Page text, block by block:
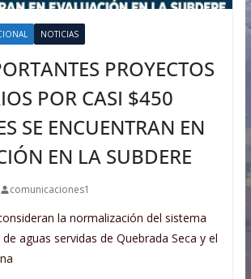
NOTICIAS
PROYECTOS
POR CASI $450
SE ENCUENTRAN EN
EN LA SUBDERE
comunicaciones1
la normalización del sistema
aguas servidas de Quebrada Seca y el